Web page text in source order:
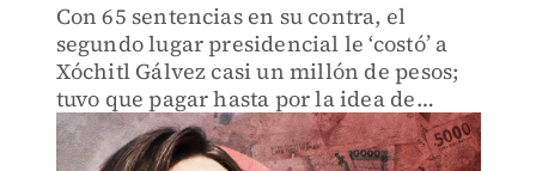
Con 65 sentencias en su contra, el
segundo lugar presidencial le ‘costó’ a
Xóchitl Gálvez casi un millón de pesos;
tuvo que pagar hasta por la idea de
Alejandro Moreno y Marko Cortés de
llevar a sus hijos a campaña.